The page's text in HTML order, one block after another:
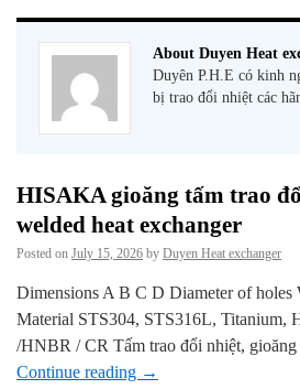
About Duyen Heat
Duyên P.H.E có kinh
bị trao đổi nhiệt các
HISAKA gioăng tấm trao
welded heat exchanger
Posted on July 15, 2026 by Duyen Heat exchanger
Dimensions A B C D Diameter of
Material STS304, STS316L,
/HNBR / CR Tấm trao đổi nhiệt,
Continue reading →